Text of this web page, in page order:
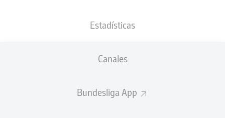
Estadísticas
Canales
Bundesliga App
Anuncio